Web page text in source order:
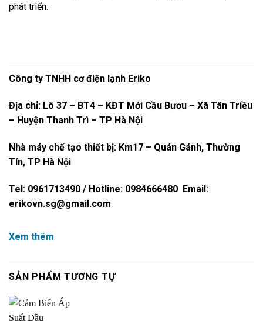
phát triển.
Công ty TNHH cơ điện lạnh Eriko
Địa chỉ: Lô 37 – BT4 – KĐT Mới Cầu Bươu – Xã Tân Triều
– Huyện Thanh Trì – TP Hà Nội
Nhà máy chế tạo thiết bị: Km17 – Quán Gánh, Thường
Tín, TP Hà Nội
Tel: 0961713490 / Hotline: 0984666480 Email:
erikovn.sg@gmail.com
Xem thêm
SẢN PHẨM TƯƠNG TỰ